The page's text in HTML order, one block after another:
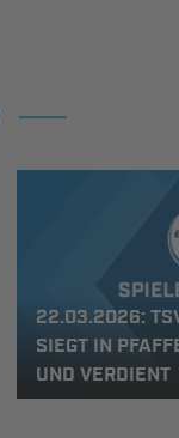
22.03.2026:
SIEGT IN
UND VERDIENT